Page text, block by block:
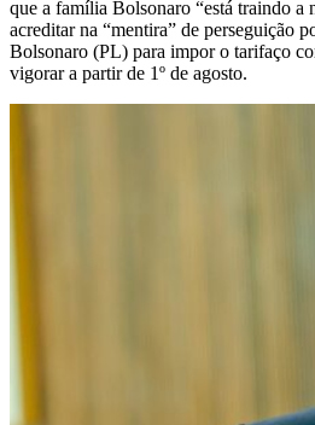
que a família Bolsonaro “está traindo a
acreditar na “mentira” de perseguição
Bolsonaro (PL) para impor o tarifaço
vigorar a partir de 1º de agosto.